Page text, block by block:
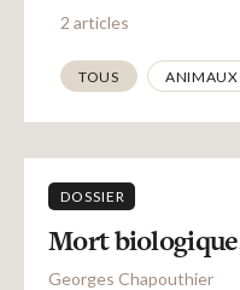
A la une
Adolescence
Dispositif
Enfance
Périnatalité
Psychanalyse
Psychopathologie
Soin
Dossiers
Blocs-notes
2 articles
Thématiques
TOUS ANIMAUX
DOSSIER
Mort
Georges Chapouthier